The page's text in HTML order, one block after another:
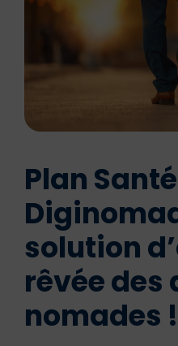
Plan Santé
solution
rêvée
nomades !